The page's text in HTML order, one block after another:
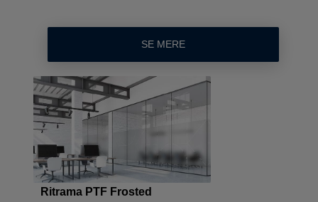
SE MERE
Ritrama PTF Frosted